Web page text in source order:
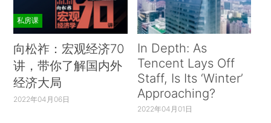
私房课
向松祚：宏观经济70
讲，带你了解国内外
经济大局
2022年04月06日
In Depth: As
Tencent Lays Off
Staff, Is Its ‘Winter’
Approaching?
2022年04月01日